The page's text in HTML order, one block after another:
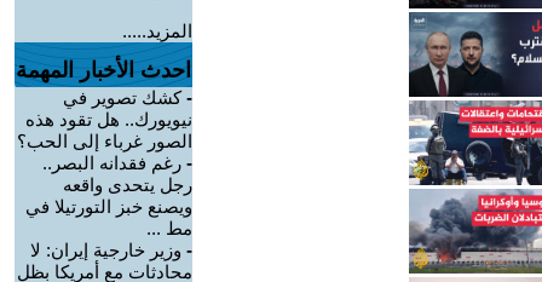
المزيد.....
احدث الأخبار المهمة
-كشك تصوير في
نيويورك.. هل تقود هذه
الصور غرباء إلى الحب؟
- رغم فقدانه البصر..
رجل يتحدى واقعه
ويصنع خبز التورتيلا في
مط ...
- وزير خارجية إيران: لا
محادثات مع أمريكا بظل